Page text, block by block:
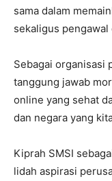
sama dalam
sekaligus
Sebagai organisasi
tanggung jawab
online yang sehat
dan negara yang
Kiprah SMSI
lidah aspirasi